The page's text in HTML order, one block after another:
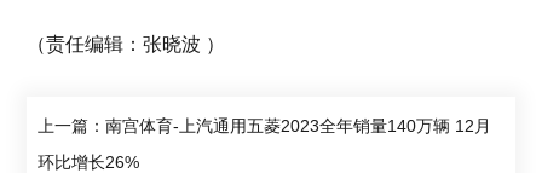
（责任编辑：张晓波 ）
上一篇：南宫体育-上汽通用五菱2023全年销量140万辆 12月
环比增长26%